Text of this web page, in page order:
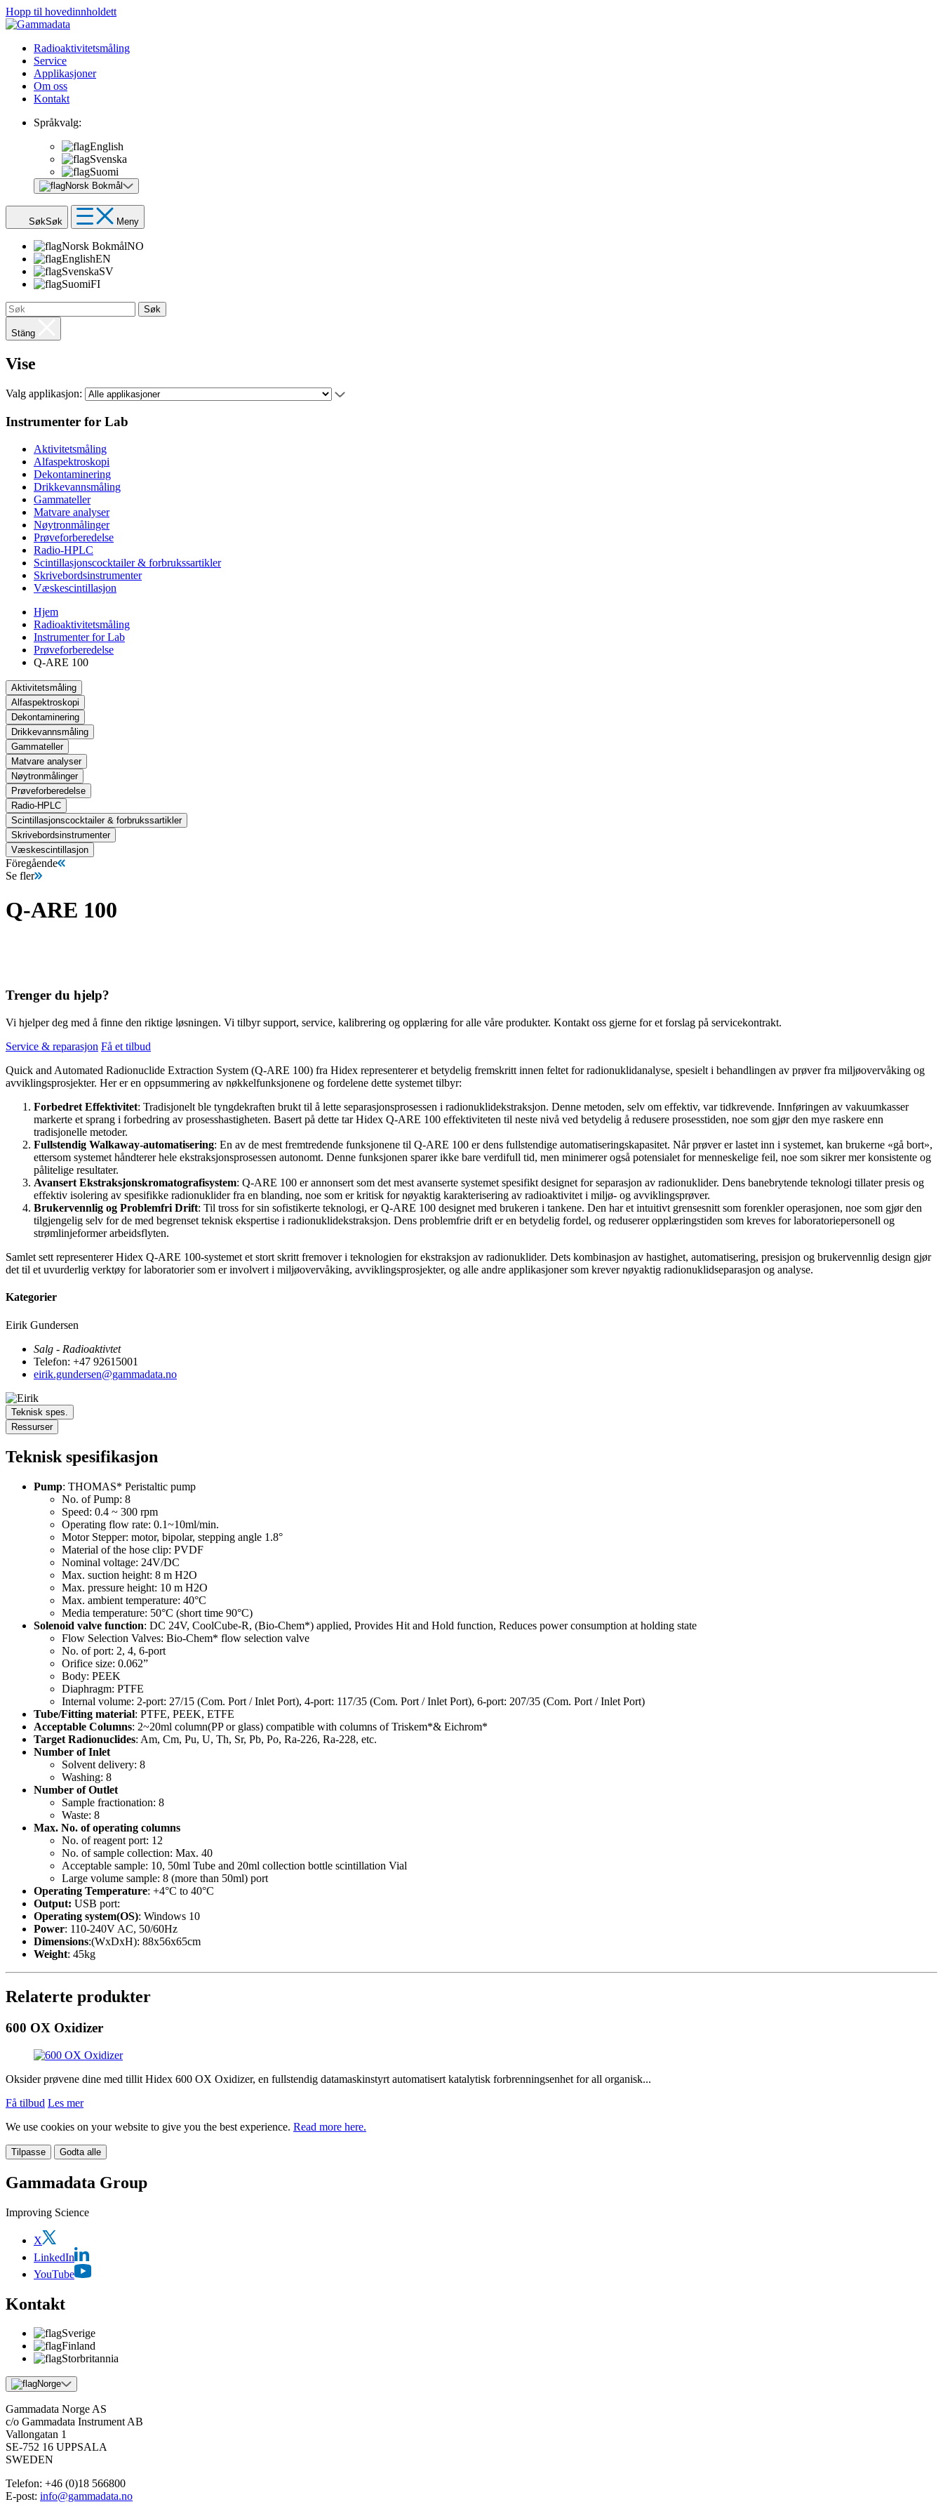
Hopp til hovedinnholdett
Radioaktivitetsmåling
Service
Applikasjoner
Om oss
Kontakt
Språkvalg:
English
Svenska
Suomi
Norsk Bokmål
SøkSøk Meny
Norsk BokmålNO
EnglishEN
SvenskaSV
SuomiFI
Søk
Stäng
Vise
Valg applikasjon:
Instrumenter for Lab
Aktivitetsmåling
Alfaspektroskopi
Dekontaminering
Drikkevannsmåling
Gammateller
Matvare analyser
Nøytronmålinger
Prøveforberedelse
Radio-HPLC
Scintillasjonscocktailer & forbrukssartikler
Skrivebordsinstrumenter
Væskescintillasjon
Hjem
Radioaktivitetsmåling
Instrumenter for Lab
Prøveforberedelse
Q-ARE 100
Aktivitetsmåling
Alfaspektroskopi
Dekontaminering
Drikkevannsmåling
Gammateller
Matvare analyser
Nøytronmålinger
Prøveforberedelse
Radio-HPLC
Scintillasjonscocktailer & forbrukssartikler
Skrivebordsinstrumenter
Væskescintillasjon
Föregående
Se fler
Q-ARE 100
Trenger du hjelp?
Vi hjelper deg med å finne den riktige løsningen. Vi tilbyr support, service, kalibrering og opplæring for alle våre produkter. Kontakt oss gjerne for et forslag på servicekontrakt.
Service & reparasjon Få et tilbud
Quick and Automated Radionuclide Extraction System (Q-ARE 100) fra Hidex representerer et betydelig fremskritt innen feltet for radionuklidanalyse, spesielt i behandlingen av prøver fra miljøovervåking og
avviklingsprosjekter. Her er en oppsummering av nøkkelfunksjonene og fordelene dette systemet tilbyr:
Forbedret Effektivitet: Tradisjonelt ble tyngdekraften brukt til å lette separasjonsprosessen i radionuklidekstraksjon. Denne metoden, selv om effektiv, var tidkrevende. Innføringen av vakuumkasser
markerte et sprang i forbedring av prosesshastigheten. Basert på dette tar Hidex Q-ARE 100 effektiviteten til neste nivå ved betydelig å redusere prosesstiden, noe som gjør den mye raskere enn
tradisjonelle metoder.
Fullstendig Walkaway-automatisering: En av de mest fremtredende funksjonene til Q-ARE 100 er dens fullstendige automatiseringskapasitet. Når prøver er lastet inn i systemet, kan brukerne «gå bort»,
ettersom systemet håndterer hele ekstraksjonsprosessen autonomt. Denne funksjonen sparer ikke bare verdifull tid, men minimerer også potensialet for menneskelige feil, noe som sikrer mer konsistente og
pålitelige resultater.
Avansert Ekstraksjonskromatografisystem: Q-ARE 100 er annonsert som det mest avanserte systemet spesifikt designet for separasjon av radionuklider. Dens banebrytende teknologi tillater presis og
effektiv isolering av spesifikke radionuklider fra en blanding, noe som er kritisk for nøyaktig karakterisering av radioaktivitet i miljø- og avviklingsprøver.
Brukervennlig og Problemfri Drift: Til tross for sin sofistikerte teknologi, er Q-ARE 100 designet med brukeren i tankene. Den har et intuitivt grensesnitt som forenkler operasjonen, noe som gjør den
tilgjengelig selv for de med begrenset teknisk ekspertise i radionuklidekstraksjon. Dens problemfrie drift er en betydelig fordel, og reduserer opplæringstiden som kreves for laboratoriepersonell og
strømlinjeformer arbeidsflyten.
Samlet sett representerer Hidex Q-ARE 100-systemet et stort skritt fremover i teknologien for ekstraksjon av radionuklider. Dets kombinasjon av hastighet, automatisering, presisjon og brukervennlig design gjør
det til et uvurderlig verktøy for laboratorier som er involvert i miljøovervåking, avviklingsprosjekter, og alle andre applikasjoner som krever nøyaktig radionuklidseparasjon og analyse.
Kategorier
Eirik Gundersen
Salg - Radioaktivtet
Telefon: +47 92615001
eirik.gundersen@gammadata.no
Teknisk spes.
Ressurser
Teknisk spesifikasjon
Pump: THOMAS* Peristaltic pump
No. of Pump: 8
Speed: 0.4 ~ 300 rpm
Operating flow rate: 0.1~10ml/min.
Motor Stepper: motor, bipolar, stepping angle 1.8°
Material of the hose clip: PVDF
Nominal voltage: 24V/DC
Max. suction height: 8 m H2O
Max. pressure height: 10 m H2O
Max. ambient temperature: 40°C
Media temperature: 50°C (short time 90°C)
Solenoid valve function: DC 24V, CoolCube-R, (Bio-Chem*) applied, Provides Hit and Hold function, Reduces power consumption at holding state
Flow Selection Valves: Bio-Chem* flow selection valve
No. of port: 2, 4, 6-port
Orifice size: 0.062”
Body: PEEK
Diaphragm: PTFE
Internal volume: 2-port: 27/15 (Com. Port / Inlet Port), 4-port: 117/35 (Com. Port / Inlet Port), 6-port: 207/35 (Com. Port / Inlet Port)
Tube/Fitting material: PTFE, PEEK, ETFE
Acceptable Columns: 2~20ml column(PP or glass) compatible with columns of Triskem*& Eichrom*
Target Radionuclides: Am, Cm, Pu, U, Th, Sr, Pb, Po, Ra-226, Ra-228, etc.
Number of Inlet
Solvent delivery: 8
Washing: 8
Number of Outlet
Sample fractionation: 8
Waste: 8
Max. No. of operating columns
No. of reagent port: 12
No. of sample collection: Max. 40
Acceptable sample: 10, 50ml Tube and 20ml collection bottle scintillation Vial
Large volume sample: 8 (more than 50ml) port
Operating Temperature: +4°C to 40°C
Output: USB port:
Operating system(OS): Windows 10
Power: 110-240V AC, 50/60Hz
Dimensions:(WxDxH): 88x56x65cm
Weight: 45kg
Relaterte produkter
600 OX Oxidizer
Oksider prøvene dine med tillit Hidex 600 OX Oxidizer, en fullstendig datamaskinstyrt automatisert katalytisk forbrenningsenhet for all organisk...
Få tilbud Les mer
We use cookies on your website to give you the best experience. Read more here.
Tilpasse Godta alle
Gammadata Group
Improving Science
X
LinkedIn
YouTube
Kontakt
Sverige
Finland
Storbritannia
Norge
Gammadata Norge AS
c/o Gammadata Instrument AB
Vallongatan 1
SE-752 16 UPPSALA
SWEDEN
Telefon: +46 (0)18 566800
E-post: info@gammadata.no